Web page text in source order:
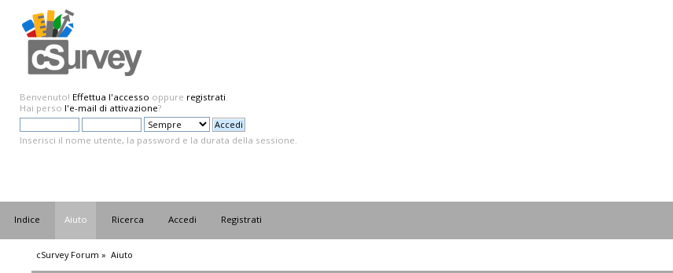
Benvenuto! Effettua l'accesso oppure registrati.
Hai perso l'e-mail di attivazione?
Inserisci il nome utente, la password e la durata della sessione.
Indice Aiuto Ricerca Accedi Registrati
cSurvey Forum » Aiuto